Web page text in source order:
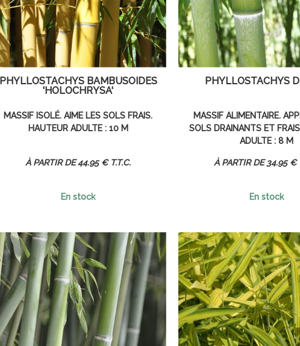
PHYLLOSTACHYS BAMBUSOIDES
'HOLOCHRYSA'
MASSIF ISOLÉ. AIME LES SOLS FRAIS.
HAUTEUR ADULTE : 10 M
44.95 € T.T.C.
En stock
PHYLLOSTACHYS
MASSIF ALIMENTAIRE.
SOLS DRAINANTS ET
ADULTE : 8 M
34.95 €
En stock